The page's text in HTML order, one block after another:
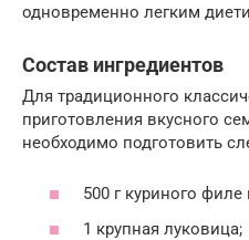
одновременно легким
Состав ингредиентов
Для традиционного
приготовления вкусного
необходимо подготовить
500 г куриного
1 крупная луковица;